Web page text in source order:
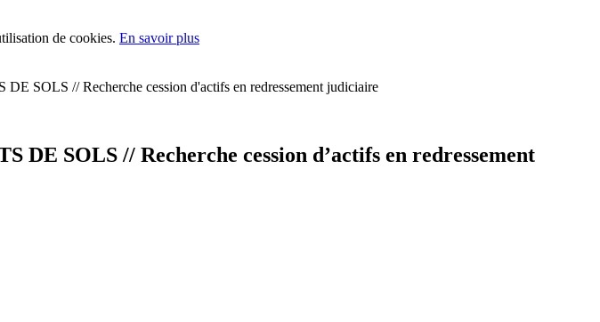
de cookies. En savoir plus
SOLS // Recherche cession d'actifs en redressement judiciaire
SOLS // Recherche cession d’actifs en redressement